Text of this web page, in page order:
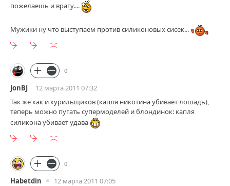
пожелаешь и врагу....
Мужики ну что выступаем против силиконовых сисек...
0
JonBJ
12 марта 2011 07:32
Так же как и курильщиков (капля никотина убивает лошадь),
теперь можно пугать супермоделей и блондинок: капля
силикона убивает удава
0
Habetdin 12 марта 2011 07:05